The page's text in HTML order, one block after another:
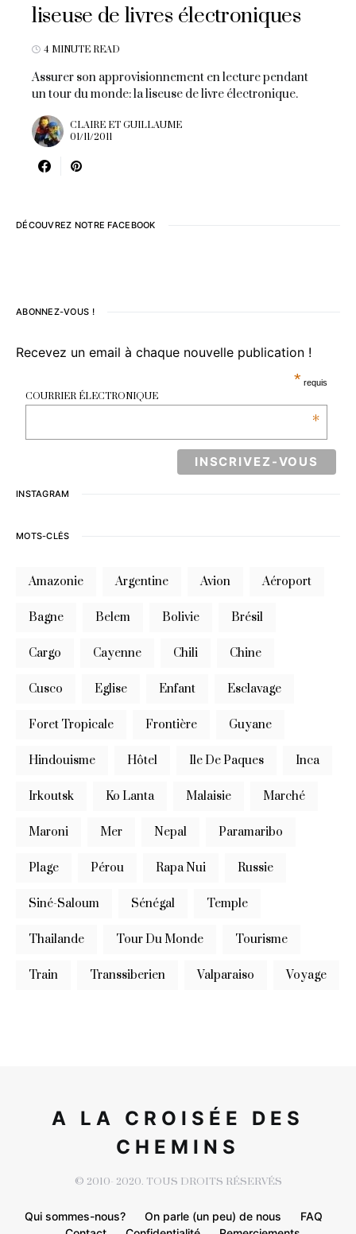
liseuse de livres électroniques
4 MINUTE READ
Assurer son approvisionnement en lecture pendant
un tour du monde: la liseuse de livre électronique.
CLAIRE ET GUILLAUME
01/11/2011
DÉCOUVREZ NOTRE FACEBOOK
ABONNEZ-VOUS !
Recevez un email à chaque nouvelle publication !
* requis
COURRIER ÉLECTRONIQUE
*
INSTAGRAM
MOTS-CLÉS
Amazonie Argentine Avion Aéroport
Bagne Belem Bolivie Brésil
Cargo Cayenne Chili Chine
Cusco Eglise Enfant Esclavage
Foret Tropicale Frontière Guyane
Hindouisme Hôtel Ile De Paques Inca
Irkoutsk Ko Lanta Malaisie Marché
Maroni Mer Nepal Paramaribo
Plage Pérou Rapa Nui Russie
Siné-Saloum Sénégal Temple
Thailande Tour Du Monde Tourisme
Train Transsiberien Valparaiso Voyage
A LA CROISÉE DES
CHEMINS
© 2010- 2020. TOUS DROITS RÉSERVÉS
Qui sommes-nous? On parle (un peu) de nous
FAQ